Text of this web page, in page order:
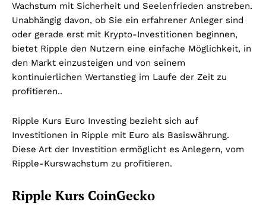
Wachstum mit Sicherheit und Seelenfrieden anstreben.
Unabhängig davon, ob Sie ein erfahrener Anleger sind
oder gerade erst mit Krypto-Investitionen beginnen,
bietet Ripple den Nutzern eine einfache Möglichkeit, in
den Markt einzusteigen und von seinem
kontinuierlichen Wertanstieg im Laufe der Zeit zu
profitieren..
Ripple Kurs Euro Investing bezieht sich auf
Investitionen in Ripple mit Euro als Basiswährung.
Diese Art der Investition ermöglicht es Anlegern, vom
Ripple-Kurswachstum zu profitieren.
Ripple Kurs CoinGecko